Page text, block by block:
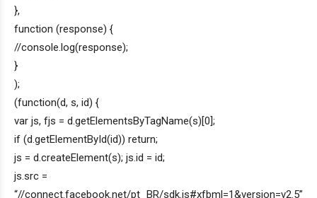
},
function (response) {
//console.log(response);
}
);
(function(d, s, id) {
var js, fjs = d.getElementsByTagName(s)[0];
if (d.getElementById(id)) return;
js = d.createElement(s); js.id = id;
js.src =
“//connect.facebook.net/pt_BR/sdk.js#xfbml=1&version=v2.5”